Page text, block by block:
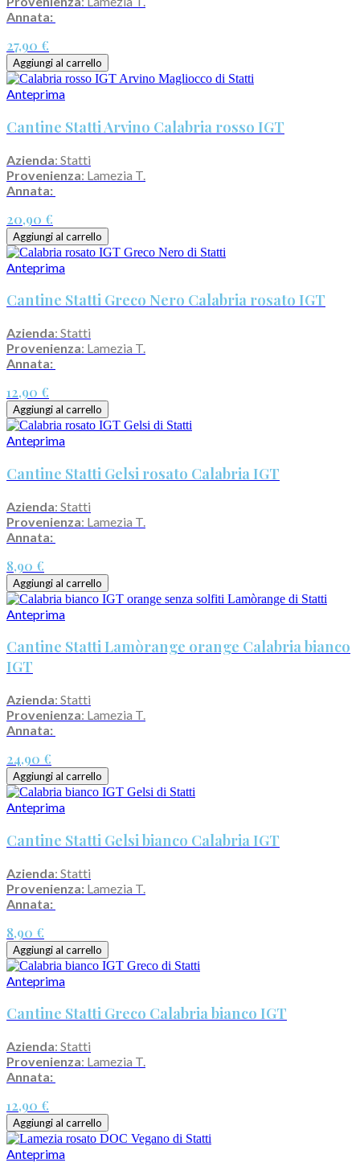
Annata:
27,90 €
Aggiungi al carrello
Anteprima
Cantine Statti Arvino Calabria rosso IGT
Azienda: Statti
Provenienza: Lamezia T.
Annata:
20,90 €
Aggiungi al carrello
Anteprima
Cantine Statti Greco Nero Calabria rosato IGT
Azienda: Statti
Provenienza: Lamezia T.
Annata:
12,90 €
Aggiungi al carrello
Anteprima
Cantine Statti Gelsi rosato Calabria IGT
Azienda: Statti
Provenienza: Lamezia T.
Annata:
8,90 €
Aggiungi al carrello
Anteprima
Cantine Statti Lamòrange orange Calabria bianco
IGT
Azienda: Statti
Provenienza: Lamezia T.
Annata:
24,90 €
Aggiungi al carrello
Anteprima
Cantine Statti Gelsi bianco Calabria IGT
Azienda: Statti
Provenienza: Lamezia T.
Annata:
8,90 €
Aggiungi al carrello
Anteprima
Cantine Statti Greco Calabria bianco IGT
Azienda: Statti
Provenienza: Lamezia T.
Annata:
12,90 €
Aggiungi al carrello
Anteprima